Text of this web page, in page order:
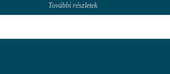
További részletek